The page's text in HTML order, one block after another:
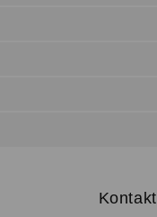
Kontakt